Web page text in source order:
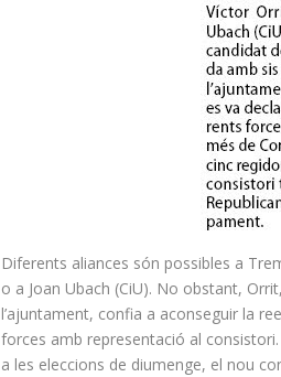
Diferents aliances són possibles a
o a Joan Ubach (CiU). No obstant,
l’ajuntament, confia a aconseguir la
forces amb representació al
a les eleccions de diumenge, el nou